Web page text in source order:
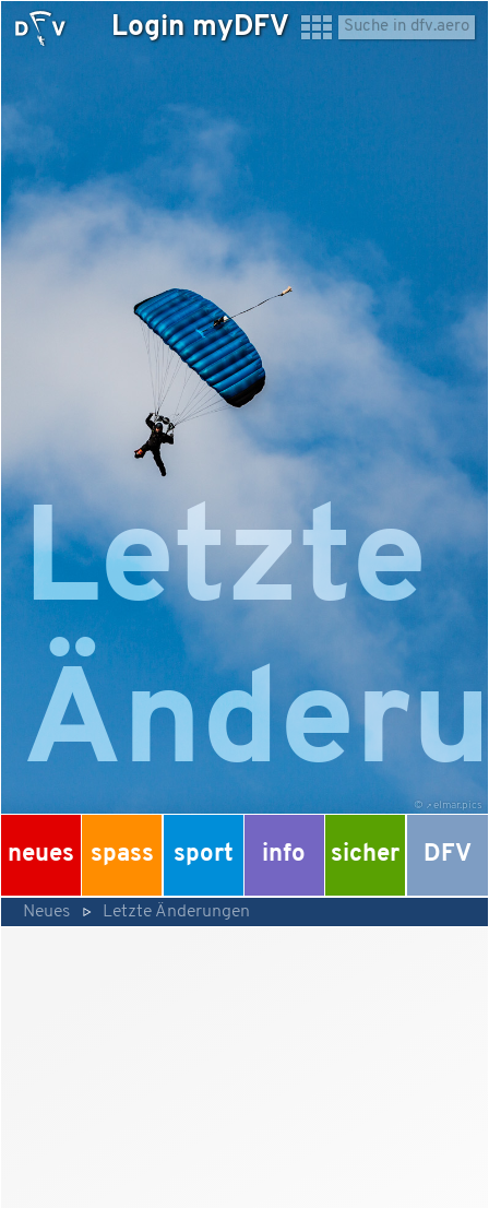
Login myDFV
Letzte
© elmar.pics
neues spass sport info sicher DFV
Neues Letzte Änderungen